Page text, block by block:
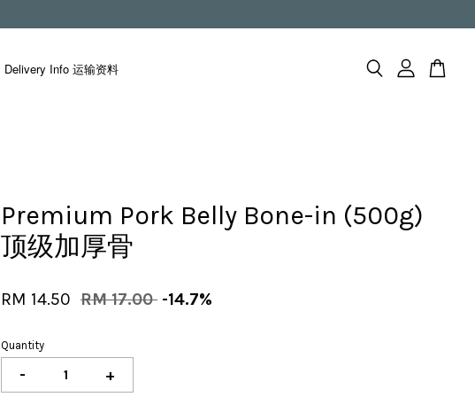
Delivery Info 运输资料
Premium Pork Belly Bone-in (500g)
顶级加厚骨
RM 14.50 RM 17.00 -14.7%
Quantity
- +